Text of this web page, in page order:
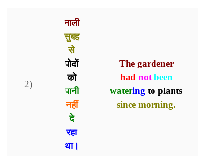
2)
माली
सुबह
से
पोदों
को
पानी
नहीं
दे
रहा
था।
The gardener
had not been
watering to plants
since morning.